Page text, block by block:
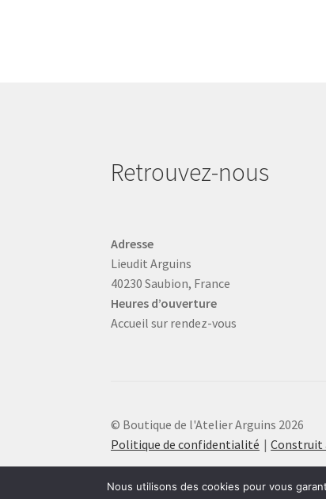
Retrouvez-nous
Adresse
Lieudit Arguins
40230 Saubion, France
Heures d’ouverture
Accueil sur rendez-vous
© Boutique de l'Atelier Arguins 2026
Politique de confidentialité
Construit
Nous utilisons des cookies pour vous